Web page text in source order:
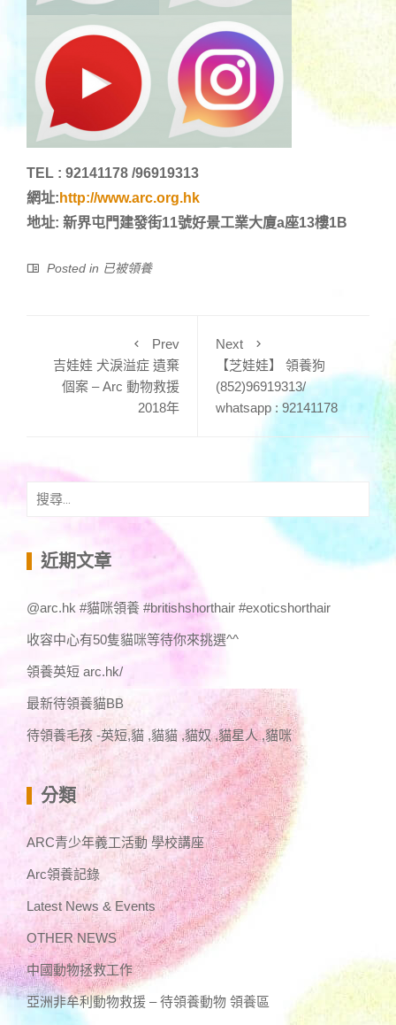
TEL : 92141178 /96919313
網址: http://www.arc.org.hk
地址: 新界屯門建發街11號好景工業大廈a座13樓1B
Posted in 已被領養
Prev
吉娃娃 犬淚溢症 遺棄
個案 – Arc 動物救援
2018年
Next
【芝娃娃】 領養狗
(852)96919313/
whatsapp : 92141178
搜
鍵 近期文章
@arc.hk #貓咪領養 #britishshorthair #exoticshorthair
收容中心有50隻貓咪等待你來挑選^^
領養英短 arc.hk/
最新待領養貓BB
待領養毛孩 -英短,貓 ,貓貓 ,貓奴 ,貓星人 ,貓咪
分類
ARC青少年義工活動 學校講座
Arc領養記錄
Latest News & Events
OTHER NEWS
中國動物拯救工作
亞洲非牟利動物救援 – 待領養動物 領養區